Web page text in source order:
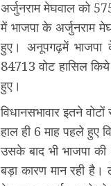
अर्जुनराम मेघवाल को
में भाजपा के अर्जुनराम
हुए। अनूपगढ़में भाजपा
84713 वोट हासिल
हुए।
विधानसभावार इतने
हाल ही 6 माह पहले हुए
उसके बाद भी भाजपा
बड़ा कारण मान रही है।